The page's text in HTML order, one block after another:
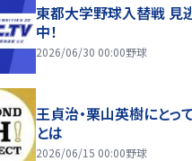
東都大学野球入替戦 見
中！
2026/06/30 00:00野球
王貞治・栗山英樹にとっ
とは
2026/06/15 00:00野球